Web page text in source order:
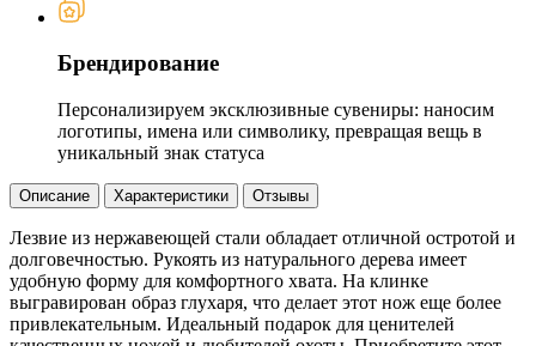
Брендирование
Персонализируем эксклюзивные сувениры: наносим
логотипы, имена или символику, превращая вещь в
уникальный знак статуса
Описание Характеристики Отзывы
Лезвие из нержавеющей стали обладает отличной остротой и
долговечностью. Рукоять из натурального дерева имеет
удобную форму для комфортного хвата. На клинке
выгравирован образ глухаря, что делает этот нож еще более
привлекательным. Идеальный подарок для ценителей